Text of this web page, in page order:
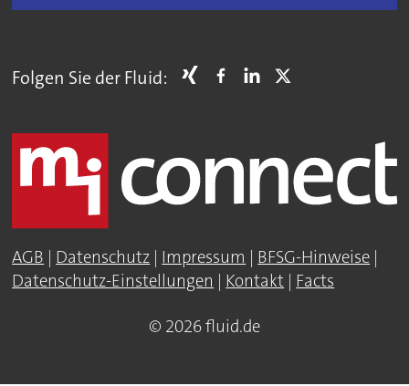
Folgen Sie der Fluid:
AGB | Datenschutz | Impressum | BFSG-Hinweise |
Datenschutz-Einstellungen | Kontakt | Facts
© 2026 fluid.de